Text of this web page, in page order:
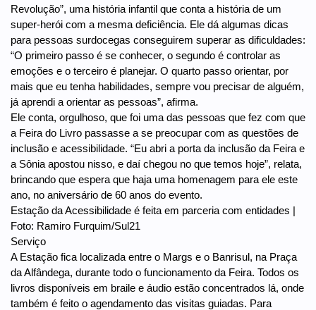
Revolução”, uma história infantil que conta a história de um
super-herói com a mesma deficiência. Ele dá algumas dicas
para pessoas surdocegas conseguirem superar as dificuldades:
“O primeiro passo é se conhecer, o segundo é controlar as
emoções e o terceiro é planejar. O quarto passo orientar, por
mais que eu tenha habilidades, sempre vou precisar de alguém,
já aprendi a orientar as pessoas”, afirma.
Ele conta, orgulhoso, que foi uma das pessoas que fez com que
a Feira do Livro passasse a se preocupar com as questões de
inclusão e acessibilidade. “Eu abri a porta da inclusão da Feira e
a Sônia apostou nisso, e daí chegou no que temos hoje”, relata,
brincando que espera que haja uma homenagem para ele este
ano, no aniversário de 60 anos do evento.
Estação da Acessibilidade é feita em parceria com entidades |
Foto: Ramiro Furquim/Sul21
Serviço
A Estação fica localizada entre o Margs e o Banrisul, na Praça
da Alfândega, durante todo o funcionamento da Feira. Todos os
livros disponíveis em braile e áudio estão concentrados lá, onde
também é feito o agendamento das visitas guiadas. Para